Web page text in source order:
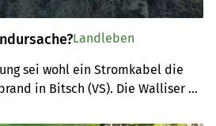
sei wohl ein Stromkabel die
in Bitsch (VS). Die Walliser
Landleben